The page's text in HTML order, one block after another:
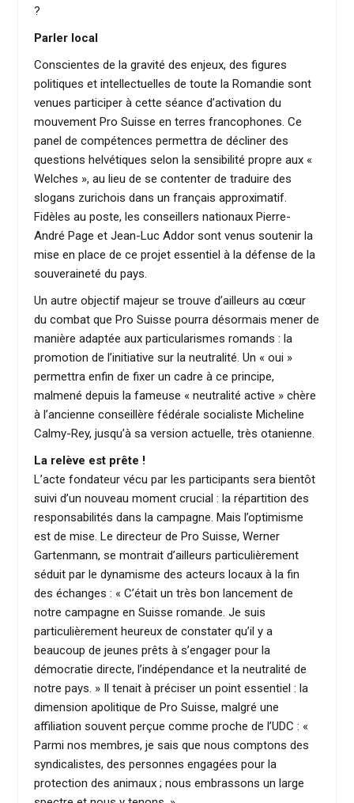
?
Parler local
Conscientes de la gravité des enjeux, des figures
politiques et intellectuelles de toute la Romandie sont
venues participer à cette séance d’activation du
mouvement Pro Suisse en terres francophones. Ce
panel de compétences permettra de décliner des
questions helvétiques selon la sensibilité propre aux «
Welches », au lieu de se contenter de traduire des
slogans zurichois dans un français approximatif.
Fidèles au poste, les conseillers nationaux Pierre-
André Page et Jean-Luc Addor sont venus soutenir la
mise en place de ce projet essentiel à la défense de la
souveraineté du pays.
Un autre objectif majeur se trouve d’ailleurs au cœur
du combat que Pro Suisse pourra désormais mener de
manière adaptée aux particularismes romands : la
promotion de l’initiative sur la neutralité. Un « oui »
permettra enfin de fixer un cadre à ce principe,
malmené depuis la fameuse « neutralité active » chère
à l’ancienne conseillère fédérale socialiste Micheline
Calmy-Rey, jusqu’à sa version actuelle, très otanienne.
La relève est prête !
L’acte fondateur vécu par les participants sera bientôt
suivi d’un nouveau moment crucial : la répartition des
responsabilités dans la campagne. Mais l’optimisme
est de mise. Le directeur de Pro Suisse, Werner
Gartenmann, se montrait d’ailleurs particulièrement
séduit par le dynamisme des acteurs locaux à la fin
des échanges : « C’était un très bon lancement de
notre campagne en Suisse romande. Je suis
particulièrement heureux de constater qu’il y a
beaucoup de jeunes prêts à s’engager pour la
démocratie directe, l’indépendance et la neutralité de
notre pays. » Il tenait à préciser un point essentiel : la
dimension apolitique de Pro Suisse, malgré une
affiliation souvent perçue comme proche de l’UDC : «
Parmi nos membres, je sais que nous comptons des
syndicalistes, des personnes engagées pour la
protection des animaux ; nous embrassons un large